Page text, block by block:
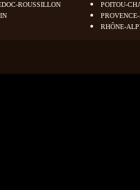
ROUSSILLON
POITOU-
RHÔNE-